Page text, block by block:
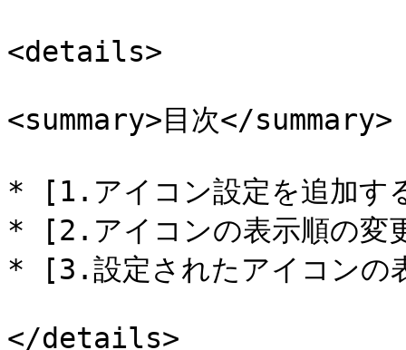
<details>
<summary>目次</summary>
* [1.アイコン設定を追加
* [2.アイコンの表示順の
* [3.設定されたアイコン
</details>